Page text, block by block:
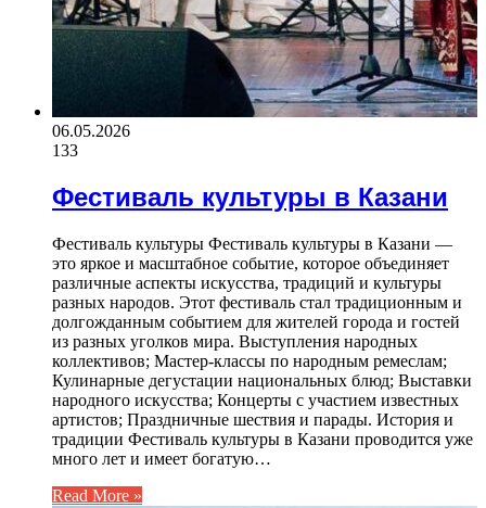
06.05.2026
133
Фестиваль культуры в Казани
Фестиваль культуры Фестиваль культуры в Казани —
это яркое и масштабное событие, которое объединяет
различные аспекты искусства, традиций и культуры
разных народов. Этот фестиваль стал традиционным и
долгожданным событием для жителей города и гостей
из разных уголков мира. Выступления народных
коллективов; Мастер-классы по народным ремеслам;
Кулинарные дегустации национальных блюд; Выставки
народного искусства; Концерты с участием известных
артистов; Праздничные шествия и парады. История и
традиции Фестиваль культуры в Казани проводится уже
много лет и имеет богатую…
Read More »